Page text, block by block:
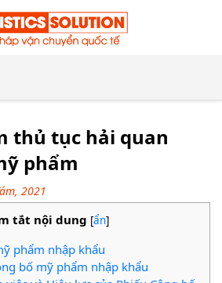
thủ tục hải quan
phẩm
2021
tắt nội dung [ẩn]
phẩm nhập khẩu
bố mỹ phẩm nhập khẩu